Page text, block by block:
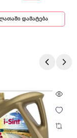
დამატება